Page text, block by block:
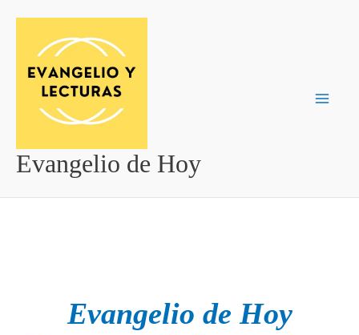
contenido
Evangelio de Hoy
Evangelio de Hoy